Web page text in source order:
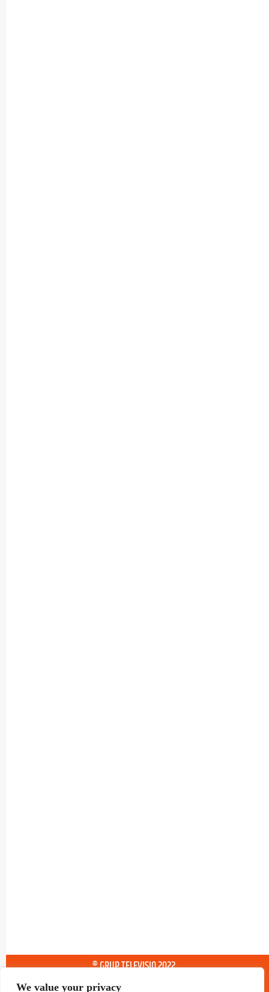
We value your privacy
® GRUP TELEVISIO 2022.